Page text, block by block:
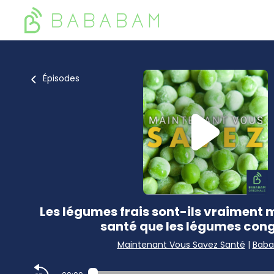
Épisodes
Les légumes frais sont-ils vraiment
santé que les légumes
Maintenant Vous Savez Santé |